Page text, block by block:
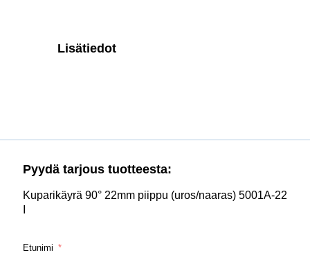
Lisätiedot
Pyydä tarjous tuotteesta:
Kuparikäyrä 90° 22mm piippu (uros/naaras) 5001A-22
Etunimi